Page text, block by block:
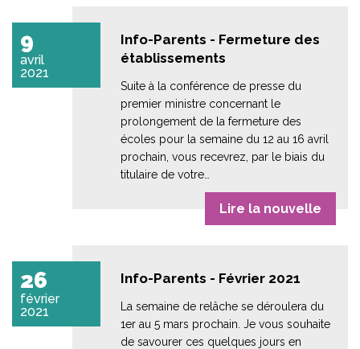
9
avril
2021
Info-Parents - Fermeture des
établissements
Suite à la conférence de presse du
premier ministre concernant le
prolongement de la fermeture des
écoles pour la semaine du 12 au 16 avril
prochain, vous recevrez, par le biais du
titulaire de votre…
Lire la nouvelle
26
février
2021
Info-Parents - Février 2021
La semaine de relâche se déroulera du
1er au 5 mars prochain. Je vous souhaite
de savourer ces quelques jours en